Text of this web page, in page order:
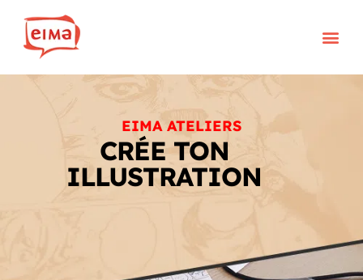
contenu
EIMA ATELIERS
CRÉE TON
ILLUSTRATION